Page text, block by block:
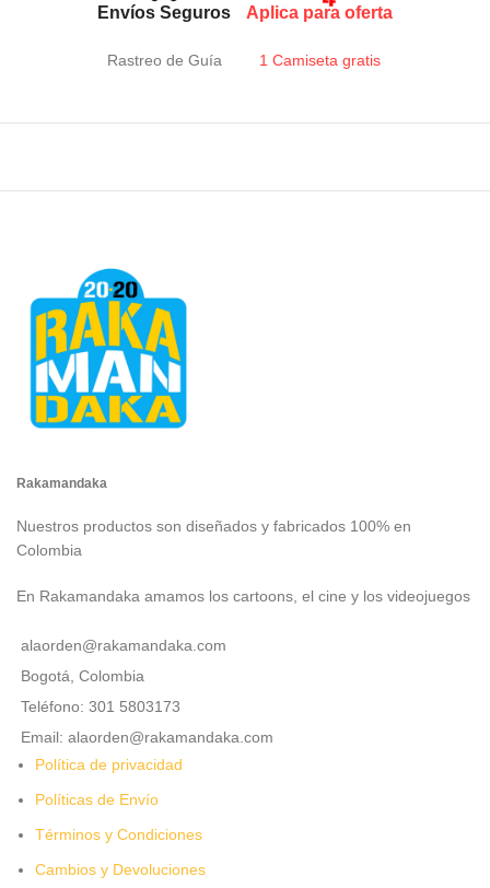
Envíos Seguros
Rastreo de Guía
Aplica para oferta
1 Camiseta gratis
Rakamandaka
Nuestros productos son diseñados y fabricados 100% en
Colombia
En Rakamandaka amamos los cartoons, el cine y los videojuegos
alaorden@rakamandaka.com
Bogotá, Colombia
Teléfono: 301 5803173
Email: alaorden@rakamandaka.com
Política de privacidad
Políticas de Envío
Términos y Condiciones
Cambios y Devoluciones